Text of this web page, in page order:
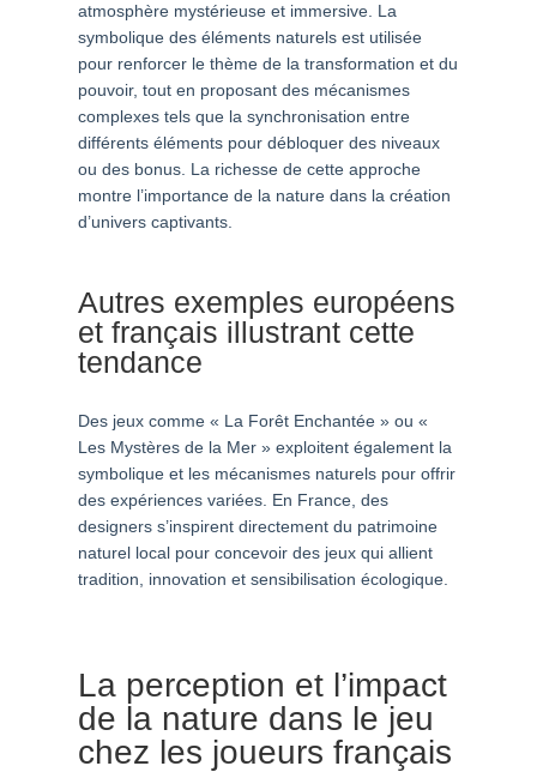
atmosphère mystérieuse et immersive. La
symbolique des éléments naturels est utilisée
pour renforcer le thème de la transformation et du
pouvoir, tout en proposant des mécanismes
complexes tels que la synchronisation entre
différents éléments pour débloquer des niveaux
ou des bonus. La richesse de cette approche
montre l’importance de la nature dans la création
d’univers captivants.
Autres exemples européens
et français illustrant cette
tendance
Des jeux comme « La Forêt Enchantée » ou «
Les Mystères de la Mer » exploitent également la
symbolique et les mécanismes naturels pour offrir
des expériences variées. En France, des
designers s’inspirent directement du patrimoine
naturel local pour concevoir des jeux qui allient
tradition, innovation et sensibilisation écologique.
La perception et l’impact
de la nature dans le jeu
chez les joueurs français